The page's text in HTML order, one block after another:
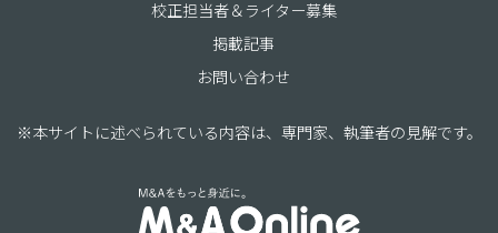
校正担当者＆ライター募集
掲載記事
お問い合わせ
※本サイトに述べられている内容は、専門家、執筆者の見解です。